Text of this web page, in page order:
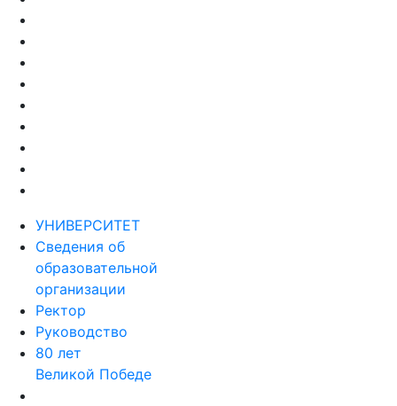
УНИВЕРСИТЕТ
Сведения об
образовательной
организации
Ректор
Руководство
80 лет
Великой Победе